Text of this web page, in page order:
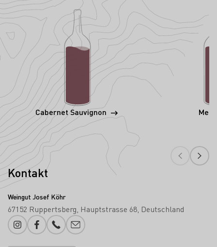
Cabernet Sauvignon
Kontakt
Weingut Josef Köhr
67152 Ruppertsberg Hauptstrasse 68 Deutschland
InstagramFacebookTelefonnummer
E-Mail-Adresse